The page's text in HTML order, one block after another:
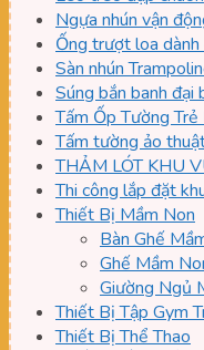
Ngựa nhún vận
Ống trượt loa dành
Sàn nhún
Súng bắn banh đại
Tấm Ốp Tường Trẻ
Tấm tường ảo
THẢM LÓT KHU
Thi công lắp đặt
Thiết Bị Mầm Non
Bàn Ghế
Ghế Mầm
Giường Ngủ
Thiết Bị Tập Gym
Thiết Bị Thể Thao